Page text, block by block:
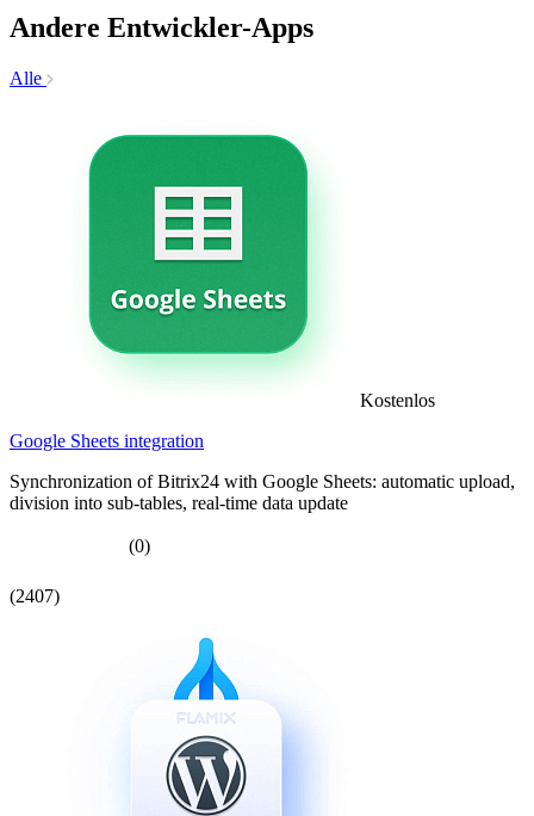
Andere Entwickler-Apps
Alle
Kostenlos
Google Sheets integration
Synchronization of Bitrix24 with Google Sheets: automatic upload,
division into sub-tables, real-time data update
(0)
(2407)